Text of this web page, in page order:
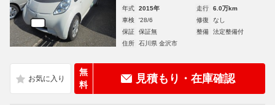
年式 2015年 走行
6.0万km
車検
'28/6 修復
なし
保証
保証無 整備
法定整備付
住所
石川県 金沢市
無
料
見積もり・在庫確認